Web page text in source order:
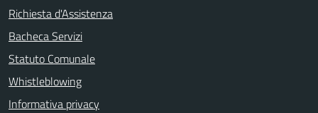
Richiesta d'Assistenza
Bacheca Servizi
Statuto Comunale
Whistleblowing
Informativa privacy